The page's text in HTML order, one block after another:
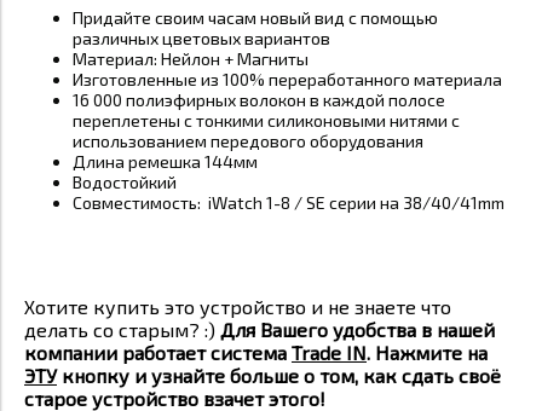
Придайте своим часам новый вид с помощью
различных цветовых вариантов
Материал: Нейлон + Магниты
Изготовленные из 100% переработанного материала
16 000 полиэфирных волокон в каждой полосе
переплетены с тонкими силиконовыми нитями с
использованием передового оборудования
Длина ремешка 144мм
Водостойкий
Совместимость: iWatch 1-8 / SE серии на 38/40/41mm
Хотите купить это устройство и не знаете что
делать со старым? :) Для Вашего удобства в нашей
компании работает система Trade IN. Нажмите на
ЭТУкнопку и узнайте больше о том, как сдать своё
старое устройство взачет этого!